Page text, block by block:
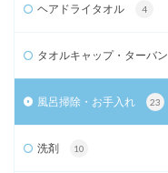
ヘアドライタオル 4
タオルキャップ・ターバン
風呂掃除・お手入れ 23
洗剤 10